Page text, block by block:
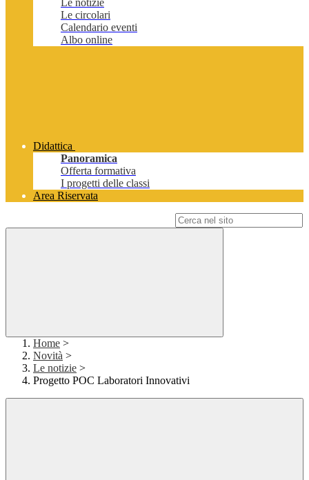
Le notizie
Le circolari
Calendario eventi
Albo online
Didattica
Panoramica
Offerta formativa
I progetti delle classi
Area Riservata
Home >
Novità >
Le notizie >
Progetto POC Laboratori Innovativi